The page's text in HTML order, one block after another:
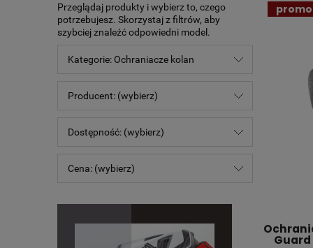
Przeglądaj produkty i wybierz to, czego
potrzebujesz. Skorzystaj z filtrów, aby
szybciej znaleźć odpowiedni model.
Kategorie: Ochraniacze kolan
Producent: (wybierz)
Dostępność: (wybierz)
Cena: (wybierz)
Guard